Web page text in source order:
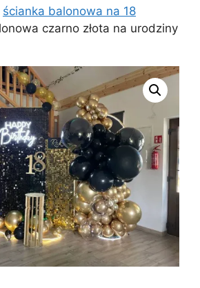
ścianka balonowa na 18
czarno złota na urodziny